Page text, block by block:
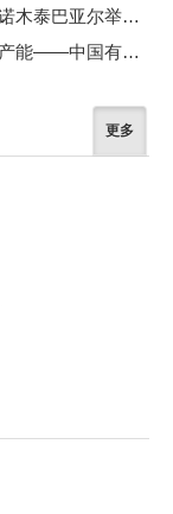
中铝集团董事长段向东与蒙古国副总理诺木泰巴亚尔举行会谈
锻造无愧时代无愧使命的世界一流新质产能——中国有色金属工业的战略应对与破局之道（二）
更多